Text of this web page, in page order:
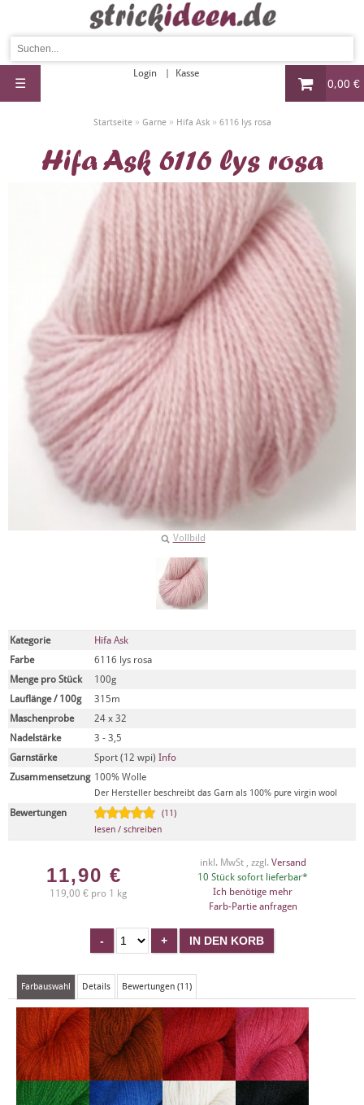
0,00 €
Login Kasse
☰
Startseite» Garne» Hifa Ask» 6116 lys rosa
Hifa Ask 6116 lys rosa
Vollbild
Kategorie
Hifa Ask
Farbe
6116 lys rosa
Menge pro Stück
100g
Lauflänge / 100g
315m
Maschenprobe
24 x 32
Nadelstärke
3 - 3,5
Garnstärke
Sport (12 wpi) Info
Zusammensetzung 100% Wolle
Der Hersteller beschreibt das Garn als 100% pure virgin wool
Bewertungen
(11)
lesen / schreiben
11,90 €
119,00 € pro 1 kg
inkl. MwSt , zzgl. Versand
10 Stück sofort lieferbar*
Ich benötige mehr
Farb-Partie anfragen
Farbauswahl Details Bewertungen (11)